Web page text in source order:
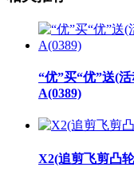
“优”买“优”送(
A(0389)
X2(追剪飞剪凸